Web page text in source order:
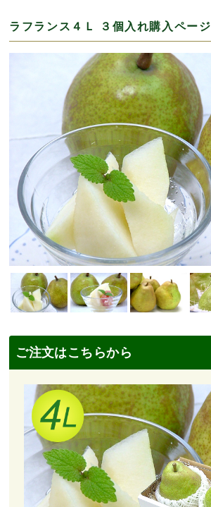
ラフランス４Ｌ ３個入れ購入ページ
ご注文はこちらから